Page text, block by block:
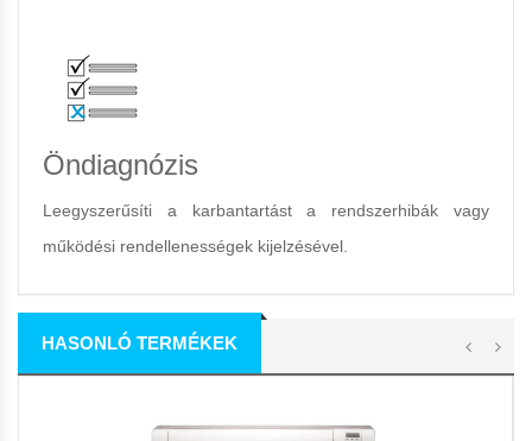
Öndiagnózis
Leegyszerűsíti a karbantartást a rendszerhibák vagy
működési rendellenességek kijelzésével.
HASONLÓ TERMÉKEK